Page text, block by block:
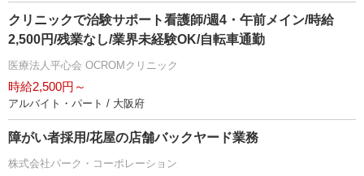
クリニックで治験サポート看護師/週4・午前メイン/時給
2,500円/残業なし/業界未経験OK/自転車通勤
医療法人平心会 OCROMクリニック
時給2,500円～
アルバイト・パート / 大阪府
障がい者採用/花屋の店舗バックヤード業務
株式会社パーク・コーポレーション